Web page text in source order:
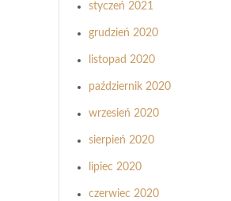
styczeń 2021
grudzień 2020
listopad 2020
październik 2020
wrzesień 2020
sierpień 2020
lipiec 2020
czerwiec 2020